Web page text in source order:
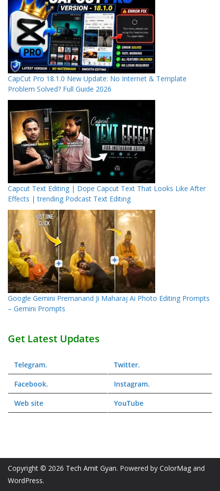
CapCut Pro 18.1.0 New Update: No Internet & Template
Problem Solved? Full Guide 2026
Capcut Text Editing | Dope Capcut Text That Looks Like After
Effects | trending Podcast Text Editing
Google Gemini Premanand Ji Maharaj Ai Photo Editing Prompts
– Gemini Prompts
Get Latest Updates
Telegram. Twitter.
Facebook. Instagram.
Web site YouTube
Copyright © 2026 Tech Amit Gyan. Powered by ColorMag and
WordPress.